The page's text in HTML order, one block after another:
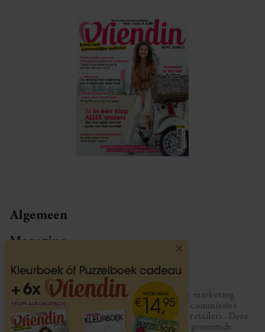
Algemeen
Magazine
Service
Vriendin participeert in diverse affiliate marketing
programma’s, dat houdt in dat Vriendin commissies
ontvangt voor aankopen middels links van retailers. Deze
website wordt niet gesponsord door de genoemde